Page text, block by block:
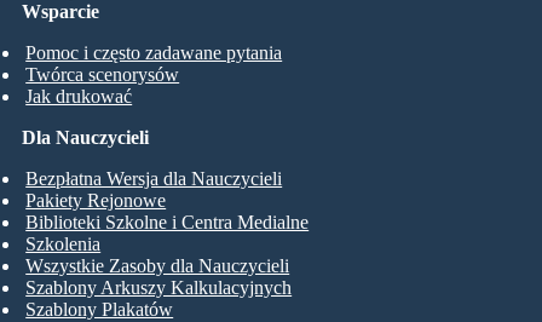
Wsparcie
Pomoc i często zadawane pytania
Twórca scenorysów
Jak drukować
Dla Nauczycieli
Bezpłatna Wersja dla Nauczycieli
Pakiety Rejonowe
Biblioteki Szkolne i Centra Medialne
Szkolenia
Wszystkie Zasoby dla Nauczycieli
Szablony Arkuszy Kalkulacyjnych
Szablony Plakatów